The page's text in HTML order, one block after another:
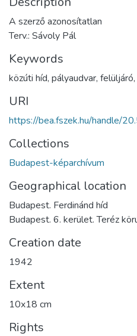
A szerző azonosítatlan
Terv.: Sávoly Pál
Keywords
közúti híd, pályaudvar, felüljáró,
URI
https://bea.fszek.hu/handle/
Collections
Budapest-képarchívum
Geographical location
Budapest. Ferdinánd híd
Budapest. 6. kerület. Teréz
Creation date
1942
Extent
10x18 cm
Rights